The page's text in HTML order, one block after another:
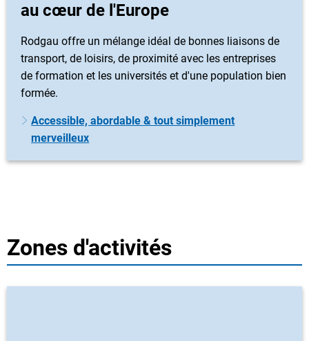
au cœur de l'Europe
Rodgau offre un mélange idéal de bonnes liaisons de
transport, de loisirs, de proximité avec les entreprises
de formation et les universités et d'une population bien
formée.
Accessible, abordable & tout simplement
merveilleux
Zones d'activités